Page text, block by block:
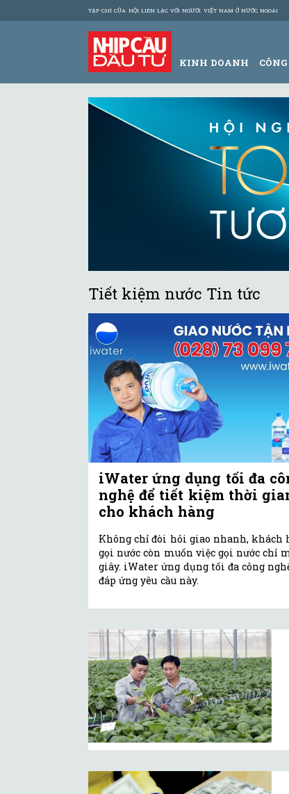
TẠP CHÍ CỦA HỘI LIÊN LẠC VỚI NGƯỜI VIỆT NAM Ở NƯỚC NGOÀI
KINH DOANH
Tiết kiệm nước Tin tức
iWater ứng dụng tối đa
nghệ để tiết kiệm thời
cho khách hàng
Không chỉ đòi hỏi giao nhanh, khách
gọi nước còn muốn việc gọi nước chỉ
giây. iWater ứng dụng tối đa công
đáp ứng yêu cầu này.